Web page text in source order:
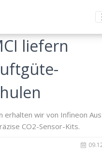
liefern
erhalten wir von Infineon
CO2-Sensor-Kits.